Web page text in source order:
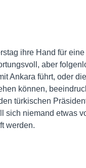
ihre Hand für
aber
Ankara führt, oder
können,
türkischen
sich niemand etwas
werden.